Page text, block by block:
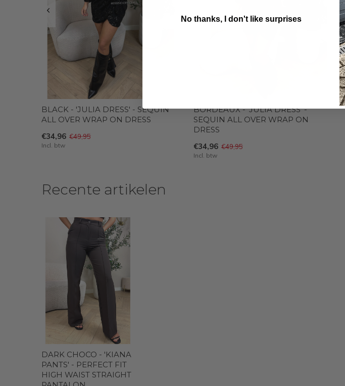
BLACK - 'JULIA DRESS' - SEQUIN
ALL OVER WRAP ON DRESS
€34,96 €49,95
Incl. btw
BORDEAUX - 'JULIA DRESS' -
SEQUIN ALL OVER WRAP ON
DRESS
€34,96 €49,95
Incl. btw
Recente artikelen
DARK CHOCO - 'KIANA
PANTS' - PERFECT FIT
HIGH WAIST STRAIGHT
No thanks, I don't like surprises